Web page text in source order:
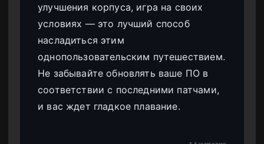
улучшения корпуса, игра на своих
условиях — это лучший способ
насладиться этим
однопользовательским путешествием.
Не забывайте обновлять ваше ПО в
соответствии с последними патчами,
и вас ждет гладкое плавание.